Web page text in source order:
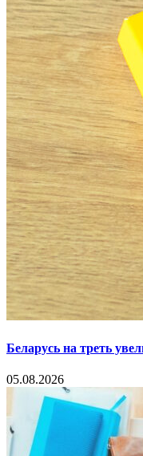
Беларусь на треть
05.08.2026